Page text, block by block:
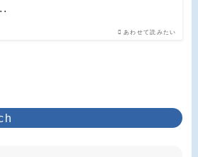
あわせて読みたい